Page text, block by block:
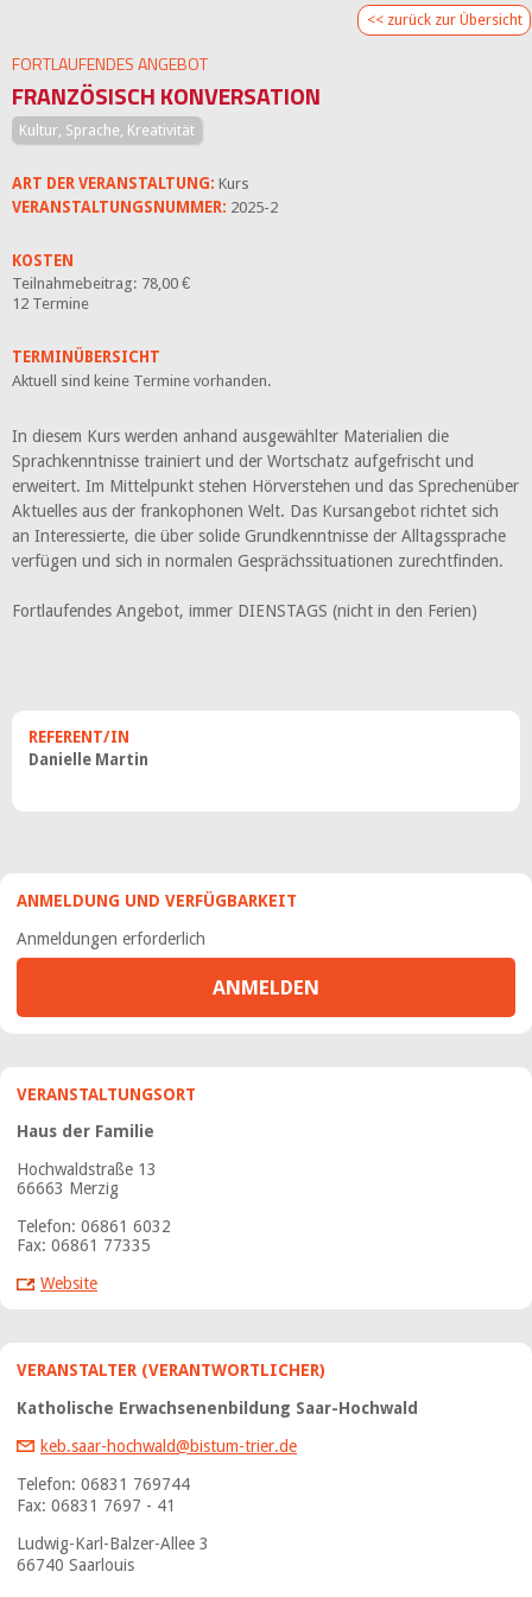
<< zurück zur Übersicht
FORTLAUFENDES ANGEBOT
FRANZÖSISCH KONVERSATION
Kultur, Sprache, Kreativität
ART DER VERANSTALTUNG: Kurs
VERANSTALTUNGSNUMMER: 2025-2
KOSTEN
Teilnahmebeitrag: 78,00 €
12 Termine
TERMINÜBERSICHT
Aktuell sind keine Termine vorhanden.
In diesem Kurs werden anhand ausgewählter Materialien die
Sprachkenntnisse trainiert und der Wortschatz aufgefrischt und
erweitert. Im Mittelpunkt stehen Hörverstehen und das Sprechenüber
Aktuelles aus der frankophonen Welt. Das Kursangebot richtet sich
an Interessierte, die über solide Grundkenntnisse der Alltagssprache
verfügen und sich in normalen Gesprächssituationen zurechtfinden.
Fortlaufendes Angebot, immer DIENSTAGS (nicht in den Ferien)
REFERENT/IN
Danielle Martin
ANMELDUNG UND VERFÜGBARKEIT
Anmeldungen erforderlich
ANMELDEN
VERANSTALTUNGSORT
Haus der Familie
Hochwaldstraße 13
66663 Merzig
Telefon: 06861 6032
Fax: 06861 77335
Website
VERANSTALTER (VERANTWORTLICHER)
Katholische Erwachsenenbildung Saar-Hochwald
keb.saar-hochwald@bistum-trier.de
Telefon: 06831 769744
Fax: 06831 7697 - 41
Ludwig-Karl-Balzer-Allee 3
66740 Saarlouis